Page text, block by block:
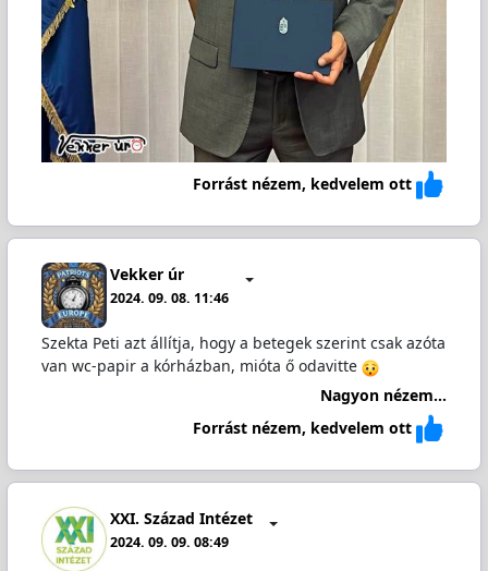
Forrást nézem, kedvelem ott
Vekker úr
2024. 09. 08. 11:46
Szekta Peti azt állítja, hogy a betegek szerint csak azóta
van wc-papir a kórházban, mióta ő odavitte
Nagyon nézem...
Forrást nézem, kedvelem ott
XXI. Század Intézet
2024. 09. 09. 08:49